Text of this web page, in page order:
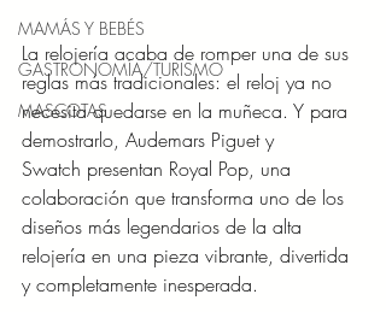
MAMÁS Y BEBÉS
GASTRONOMÍA/TURISMO
MASCOTAS
La relojería acaba de romper una de sus
reglas más tradicionales: el reloj ya no
necesita quedarse en la muñeca. Y para
demostrarlo, Audemars Piguet y
Swatch presentan Royal Pop, una
colaboración que transforma uno de los
diseños más legendarios de la alta
relojería en una pieza vibrante, divertida
y completamente inesperada.